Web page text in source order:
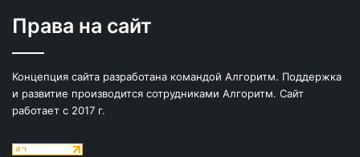
Права на сайт
Концепция сайта разработана командой Алгоритм. Поддержка
и развитие производится сотрудниками Алгоритм. Сайт
работает с 2017 г.